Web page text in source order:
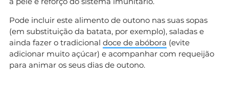
Pode incluir este alimento de outono nas suas sopas
(em substituição da batata, por exemplo), saladas e
ainda fazer o tradicional doce de abóbora (evite
adicionar muito açúcar) e acompanhar com requeijão
para animar os seus dias de outono.